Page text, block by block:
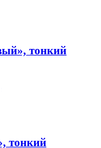
тонкий
тонкий